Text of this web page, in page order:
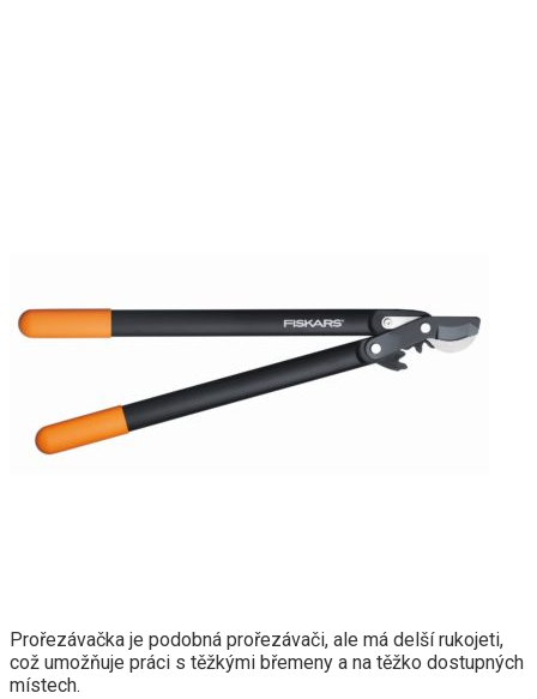
Prořezávačka je podobná prořezávači, ale má delší rukojeti,
což umožňuje práci s těžkými břemeny a na těžko dostupných
místech.